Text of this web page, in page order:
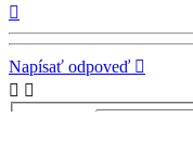
Napísať odpoveď